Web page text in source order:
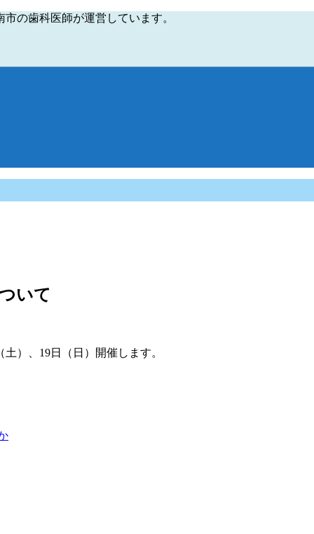
の歯科医師が運営しています。
いて
）、19日（日）開催します。